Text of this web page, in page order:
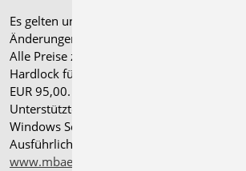
Es gelten unsere
Änderungen und Irrtümer vorbehalten.
Alle Preise zzgl. Versandkosten und
Hardlock für Einzelplatzlizenz, je
EUR 95,00. Folgelizenz-/
Unterstützte Betriebssysteme: Windows
Windows Server 2025 mit Windows
Ausführliche Informationen auf
www.mbaec.de/service/